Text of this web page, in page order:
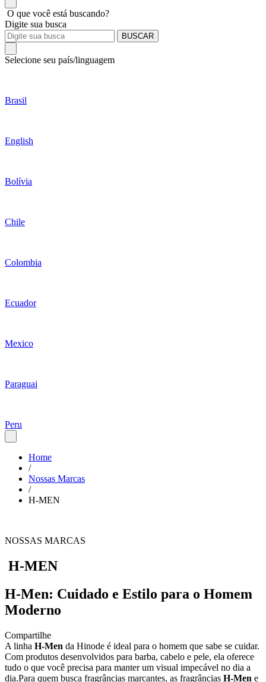
O que você está buscando?
Digite sua busca
BUSCAR
Selecione seu país/linguagem
Brasil
English
Bolívia
Chile
Colombia
Ecuador
Mexico
Paraguai
Peru
Home
/
Nossas Marcas
/
H-MEN
NOSSAS MARCAS
H-MEN
H-Men: Cuidado e Estilo para o Homem
Moderno
Compartilhe
A linha H-Men da Hinode é ideal para o homem que sabe se cuidar.
Com produtos desenvolvidos para barba, cabelo e pele, ela oferece
tudo o que você precisa para manter um visual impecável no dia a
dia.Para quem busca fragrâncias marcantes, as fragrâncias H-Men e